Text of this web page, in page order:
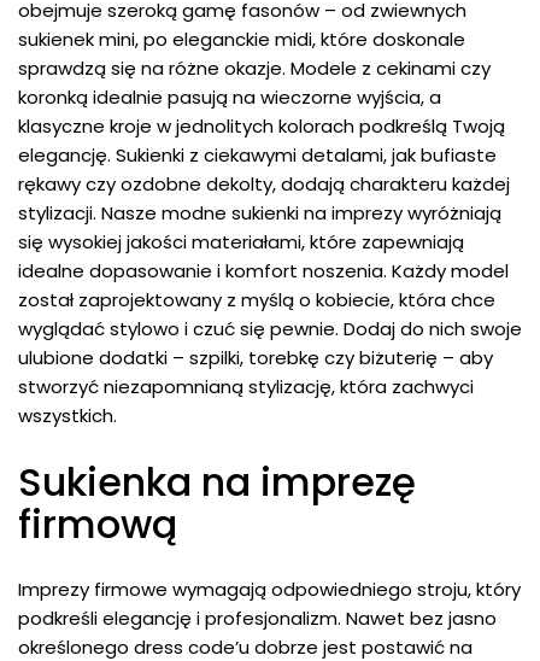
obejmuje szeroką gamę fasonów – od zwiewnych
sukienek mini, po eleganckie midi, które doskonale
sprawdzą się na różne okazje. Modele z cekinami czy
koronką idealnie pasują na wieczorne wyjścia, a
klasyczne kroje w jednolitych kolorach podkreślą Twoją
elegancję. Sukienki z ciekawymi detalami, jak bufiaste
rękawy czy ozdobne dekolty, dodają charakteru każdej
stylizacji. Nasze modne sukienki na imprezy wyróżniają
się wysokiej jakości materiałami, które zapewniają
idealne dopasowanie i komfort noszenia. Każdy model
został zaprojektowany z myślą o kobiecie, która chce
wyglądać stylowo i czuć się pewnie. Dodaj do nich swoje
ulubione dodatki – szpilki, torebkę czy biżuterię – aby
stworzyć niezapomnianą stylizację, która zachwyci
wszystkich.
Sukienka na imprezę
firmową
Imprezy firmowe wymagają odpowiedniego stroju, który
podkreśli elegancję i profesjonalizm. Nawet bez jasno
określonego dress code’u dobrze jest postawić na